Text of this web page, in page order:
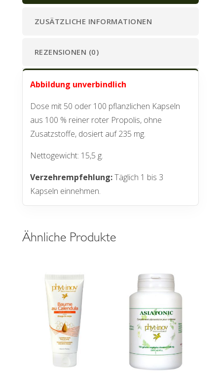
ZUSÄTZLICHE INFORMATIONEN
REZENSIONEN (0)
Abbildung unverbindlich
Dose mit 50 oder 100 pflanzlichen Kapseln
aus 100 % reiner roter Propolis, ohne
Zusatzstoffe, dosiert auf 235 mg.
Nettogewicht: 15,5 g.
Verzehrempfehlung:Täglich 1 bis 3
Kapseln einnehmen.
Ähnliche Produkte